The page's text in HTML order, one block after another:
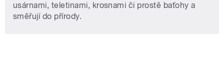
usárnami, teletinami, krosnami či prostě baťohy a
směřují do přírody.